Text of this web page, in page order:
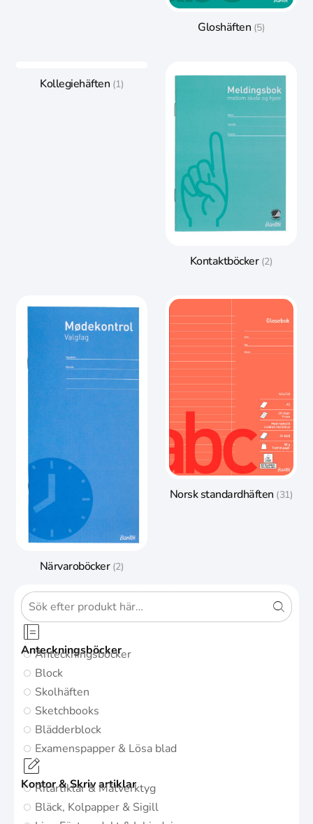
Anteckningsböcker
Anteckningsböcker
Block
Skolhäften
Sketchbooks
Blädderblock
Examenspapper & Lösa blad
Kontor & Skriv artiklar
Ritartiklar & Mätverktyg
Bläck, Kolpapper & Sigill
Gloshäften (5)
Kollegiehäften (1)
Kontaktböcker (2)
Närvaroböcker (2)
Norsk standardhäften (31)